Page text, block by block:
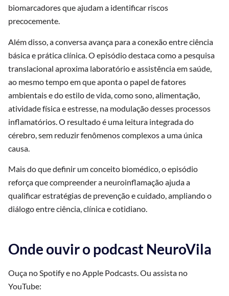
biomarcadores que ajudam a identificar riscos
precocemente.
Além disso, a conversa avança para a conexão entre ciência
básica e prática clínica. O episódio destaca como a pesquisa
translacional aproxima laboratório e assistência em saúde,
ao mesmo tempo em que aponta o papel de fatores
ambientais e do estilo de vida, como sono, alimentação,
atividade física e estresse, na modulação desses processos
inflamatórios. O resultado é uma leitura integrada do
cérebro, sem reduzir fenômenos complexos a uma única
causa.
Mais do que definir um conceito biomédico, o episódio
reforça que compreender a neuroinflamação ajuda a
qualificar estratégias de prevenção e cuidado, ampliando o
diálogo entre ciência, clínica e cotidiano.
Onde ouvir o podcast NeuroVila
Ouça no Spotify e no Apple Podcasts. Ou assista no
YouTube: